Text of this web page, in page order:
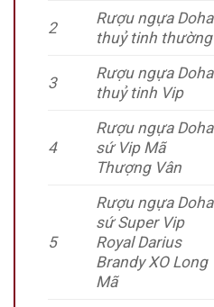
2
Rượu ngựa Doha
thuỷ tinh thường
3
Rượu ngựa Doha
thuỷ tinh Vip
4
Rượu ngựa Doha
sứ Vip Mã
Thượng Vân
5
Rượu ngựa Doha
sứ Super Vip
Royal Darius
Brandy XO Long
Mã